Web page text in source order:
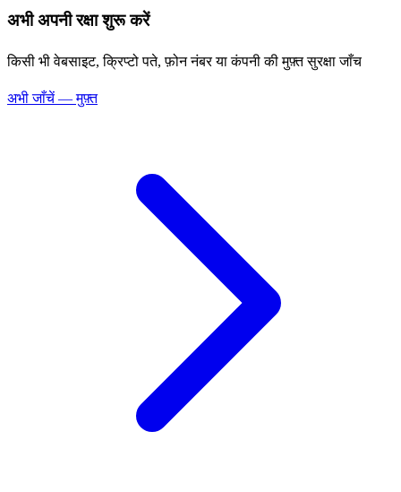
अभी अपनी रक्षा शुरू करें
किसी भी वेबसाइट, क्रिप्टो पते, फ़ोन नंबर या कंपनी की मुफ़्त सुरक्षा जाँच
अभी जाँचें — मुफ़्त